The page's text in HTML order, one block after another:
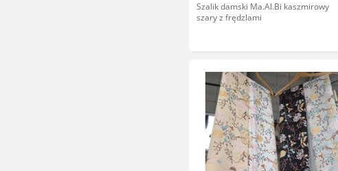
Szalik damski Ma.Al.Bi kaszmirowy
szary z frędzlami